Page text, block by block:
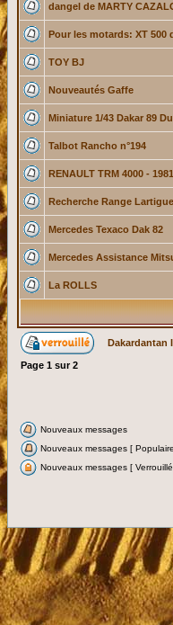
dangel de MARTY
Pour les motards: XT 500
TOY BJ
Nouveautés Gaffe
Miniature 1/43 Dakar 89
Talbot Rancho n°194
RENAULT TRM 4000 - 1981
Recherche Range
Mercedes Texaco Dak 82
Mercedes Assistance
La ROLLS
Dakardantan
Page 1 sur2
Nouveaux messages
Nouveaux messages [
Nouveaux messages [